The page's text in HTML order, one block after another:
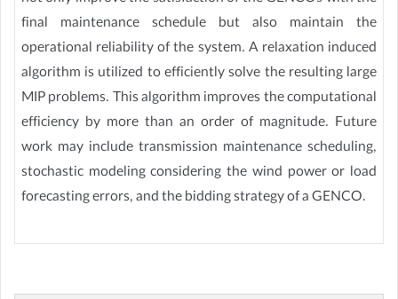
final maintenance schedule but also maintain the
operational reliability of the system. A relaxation induced
algorithm is utilized to efficiently solve the resulting large
MIP problems. This algorithm improves the computational
efficiency by more than an order of magnitude. Future
work may include transmission maintenance scheduling,
stochastic modeling considering the wind power or load
forecasting errors, and the bidding strategy of a GENCO.